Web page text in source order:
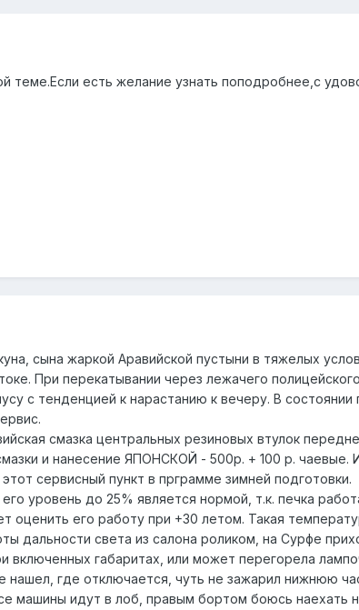
теме.Если есть желание узнать поподробнее,с
сына жаркой Аравийской пустыни в тяжелых
При перекатывании через лежачего
с тенденцией к нарастанию к вечеру. В
смазка центральных резиновых втулок
и нанесение ЯПОНСКОЙ - 500р. + 100 р. чаевые.
сервисный пункт в прграмме зимней подготовки.
уровень до 25% является нормой, т.к. печка
оценить его работу при +30 летом. Такая
дальности света из салона роликом, на Сурфе
включенных габаритах, или может перегорела
нашел, где отключается, чуть не зажарил нижнюю
машины идут в лоб, правым бортом боюсь